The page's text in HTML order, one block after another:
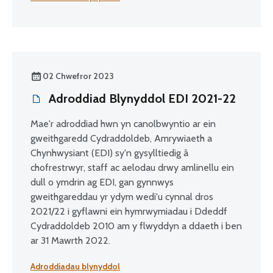
02 Chwefror 2023
Adroddiad Blynyddol EDI 2021-22
Mae'r adroddiad hwn yn canolbwyntio ar ein
gweithgaredd Cydraddoldeb, Amrywiaeth a
Chynhwysiant (EDI) sy'n gysylltiedig â
chofrestrwyr, staff ac aelodau drwy amlinellu ein
dull o ymdrin ag EDI, gan gynnwys
gweithgareddau yr ydym wedi'u cynnal dros
2021/22 i gyflawni ein hymrwymiadau i Ddeddf
Cydraddoldeb 2010 am y flwyddyn a ddaeth i ben
ar 31 Mawrth 2022.
Adroddiadau blynyddol